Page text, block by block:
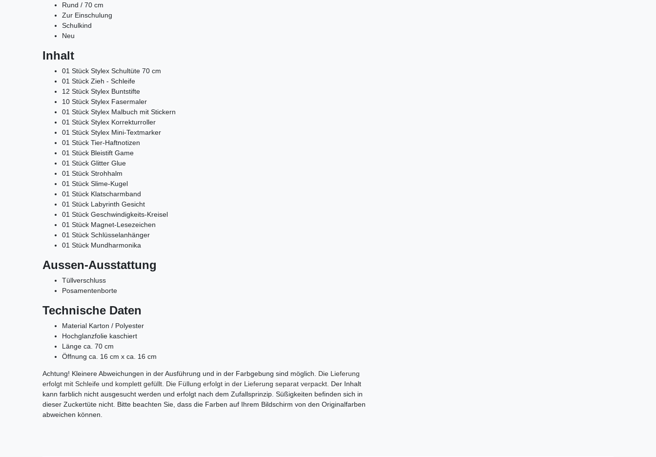
Rund / 70 cm
Zur Einschulung
Schulkind
Neu
Inhalt
01 Stück Stylex Schultüte 70 cm
01 Stück Zieh - Schleife
12 Stück Stylex Buntstifte
10 Stück Stylex Fasermaler
01 Stück Stylex Malbuch mit Stickern
01 Stück Stylex Korrekturroller
01 Stück Stylex Mini-Textmarker
01 Stück Tier-Haftnotizen
01 Stück Bleistift Game
01 Stück Glitter Glue
01 Stück Strohhalm
01 Stück Slime-Kugel
01 Stück Klatscharmband
01 Stück Labyrinth Gesicht
01 Stück Geschwindigkeits-Kreisel
01 Stück Magnet-Lesezeichen
01 Stück Schlüsselanhänger
01 Stück Mundharmonika
Aussen-Ausstattung
Tüllverschluss
Posamentenborte
Technische Daten
Material Karton / Polyester
Hochglanzfolie kaschiert
Länge ca. 70 cm
Öffnung ca. 16 cm x ca. 16 cm
Achtung! Kleinere Abweichungen in der Ausführung und in der Farbgebung sind möglich. Die Lieferung
erfolgt mit Schleife und komplett gefüllt. Die Füllung erfolgt in der Lieferung separat verpackt. Der Inhalt
kann farblich nicht ausgesucht werden und erfolgt nach dem Zufallsprinzip. Süßigkeiten befinden sich in
dieser Zuckertüte nicht. Bitte beachten Sie, dass die Farben auf Ihrem Bildschirm von den Originalfarben
abweichen können.